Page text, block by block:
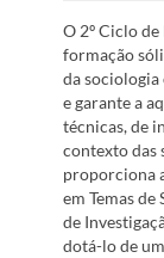
O 2º Ciclo
formação
da sociologia
e garante a
técnicas, de
contexto das
proporciona
em Temas
de
dotá-lo de